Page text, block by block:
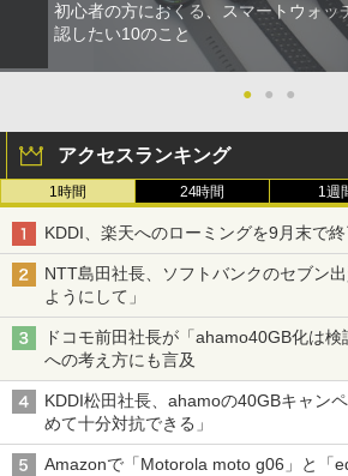
初心者の方におくる、スマートウォッ
認したい10のこと
● ● ●
アクセスランキング
1時間 24時間 1週
KDDI、楽天へのローミングを9月末で終
NTT島田社長、ソフトバンクのセブン
ようにして」
ドコモ前田社長が「ahamo40GB化は
への考え方にも言及
KDDI松田社長、ahamoの40GBキャン
めて十分対抗できる」
Amazonで「Motorola moto g06」と「